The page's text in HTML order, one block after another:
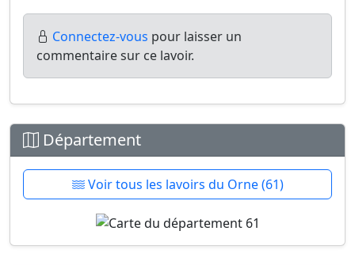
Connectez-vous pour laisser un
commentaire sur ce lavoir.
Département
Voir tous les lavoirs du Orne (61)